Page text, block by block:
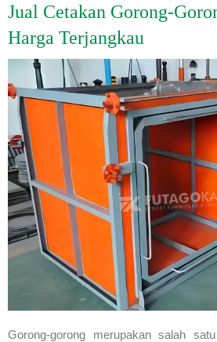
Jual Cetakan Gorong-
Harga Terjangkau
Gorong-gorong merupakan salah